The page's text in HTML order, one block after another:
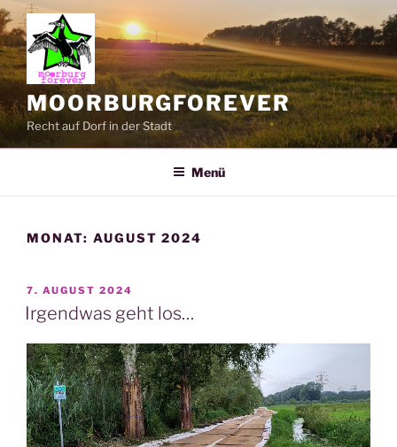
Zum
Inhalt
springen
MOORBURGFOREVER
Recht auf Dorf in der Stadt
Menü
MONAT: AUGUST 2024
VERÖFFENTLICHT
AM
7. AUGUST 2024
Irgendwas geht los…